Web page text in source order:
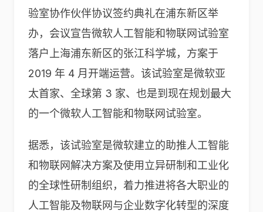
验室协作伙伴协议签约典礼在浦东新区举
办，会议宣告微软人工智能和物联网试验室
落户上海浦东新区的张江科学城，方案于
2019 年 4 月开端运营。该试验室是微软亚
太首家、全球第 3 家、也是到现在规划最大
的一个微软人工智能和物联网试验室。
据悉，该试验室是微软建立的助推人工智能
和物联网解决方案及使用立异研制和工业化
的全球性研制组织，着力推进将各大职业的
人工智能及物联网与企业数字化转型的深度